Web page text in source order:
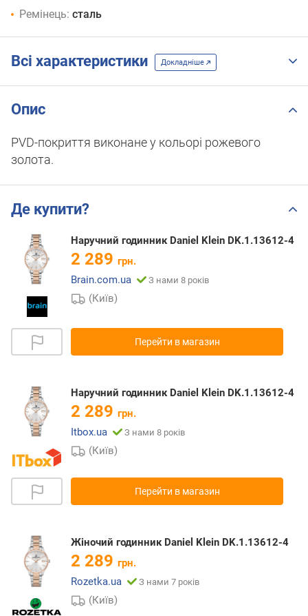
Ремінець: сталь
Всі характеристики Докладніше
Опис
PVD-покриття виконане у кольорі рожевого
золота.
Де купити?
Наручний годинник Daniel Klein DK.1.13612-4
2 289 грн.
Brain.com.ua
З нами 8 років
(Київ)
Перейти в магазин
Наручний годинник Daniel Klein DK.1.13612-4
2 289 грн.
Itbox.ua
З нами 8 років
(Київ)
Перейти в магазин
Жіночий годинник Daniel Klein DK.1.13612-4
2 289 грн.
Rozetka.ua
З нами 7 років
(Київ)